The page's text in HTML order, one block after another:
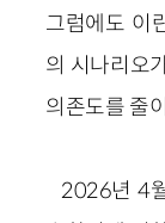
그럼에도 이
의 시나리오
의존도를 줄
2026년 4